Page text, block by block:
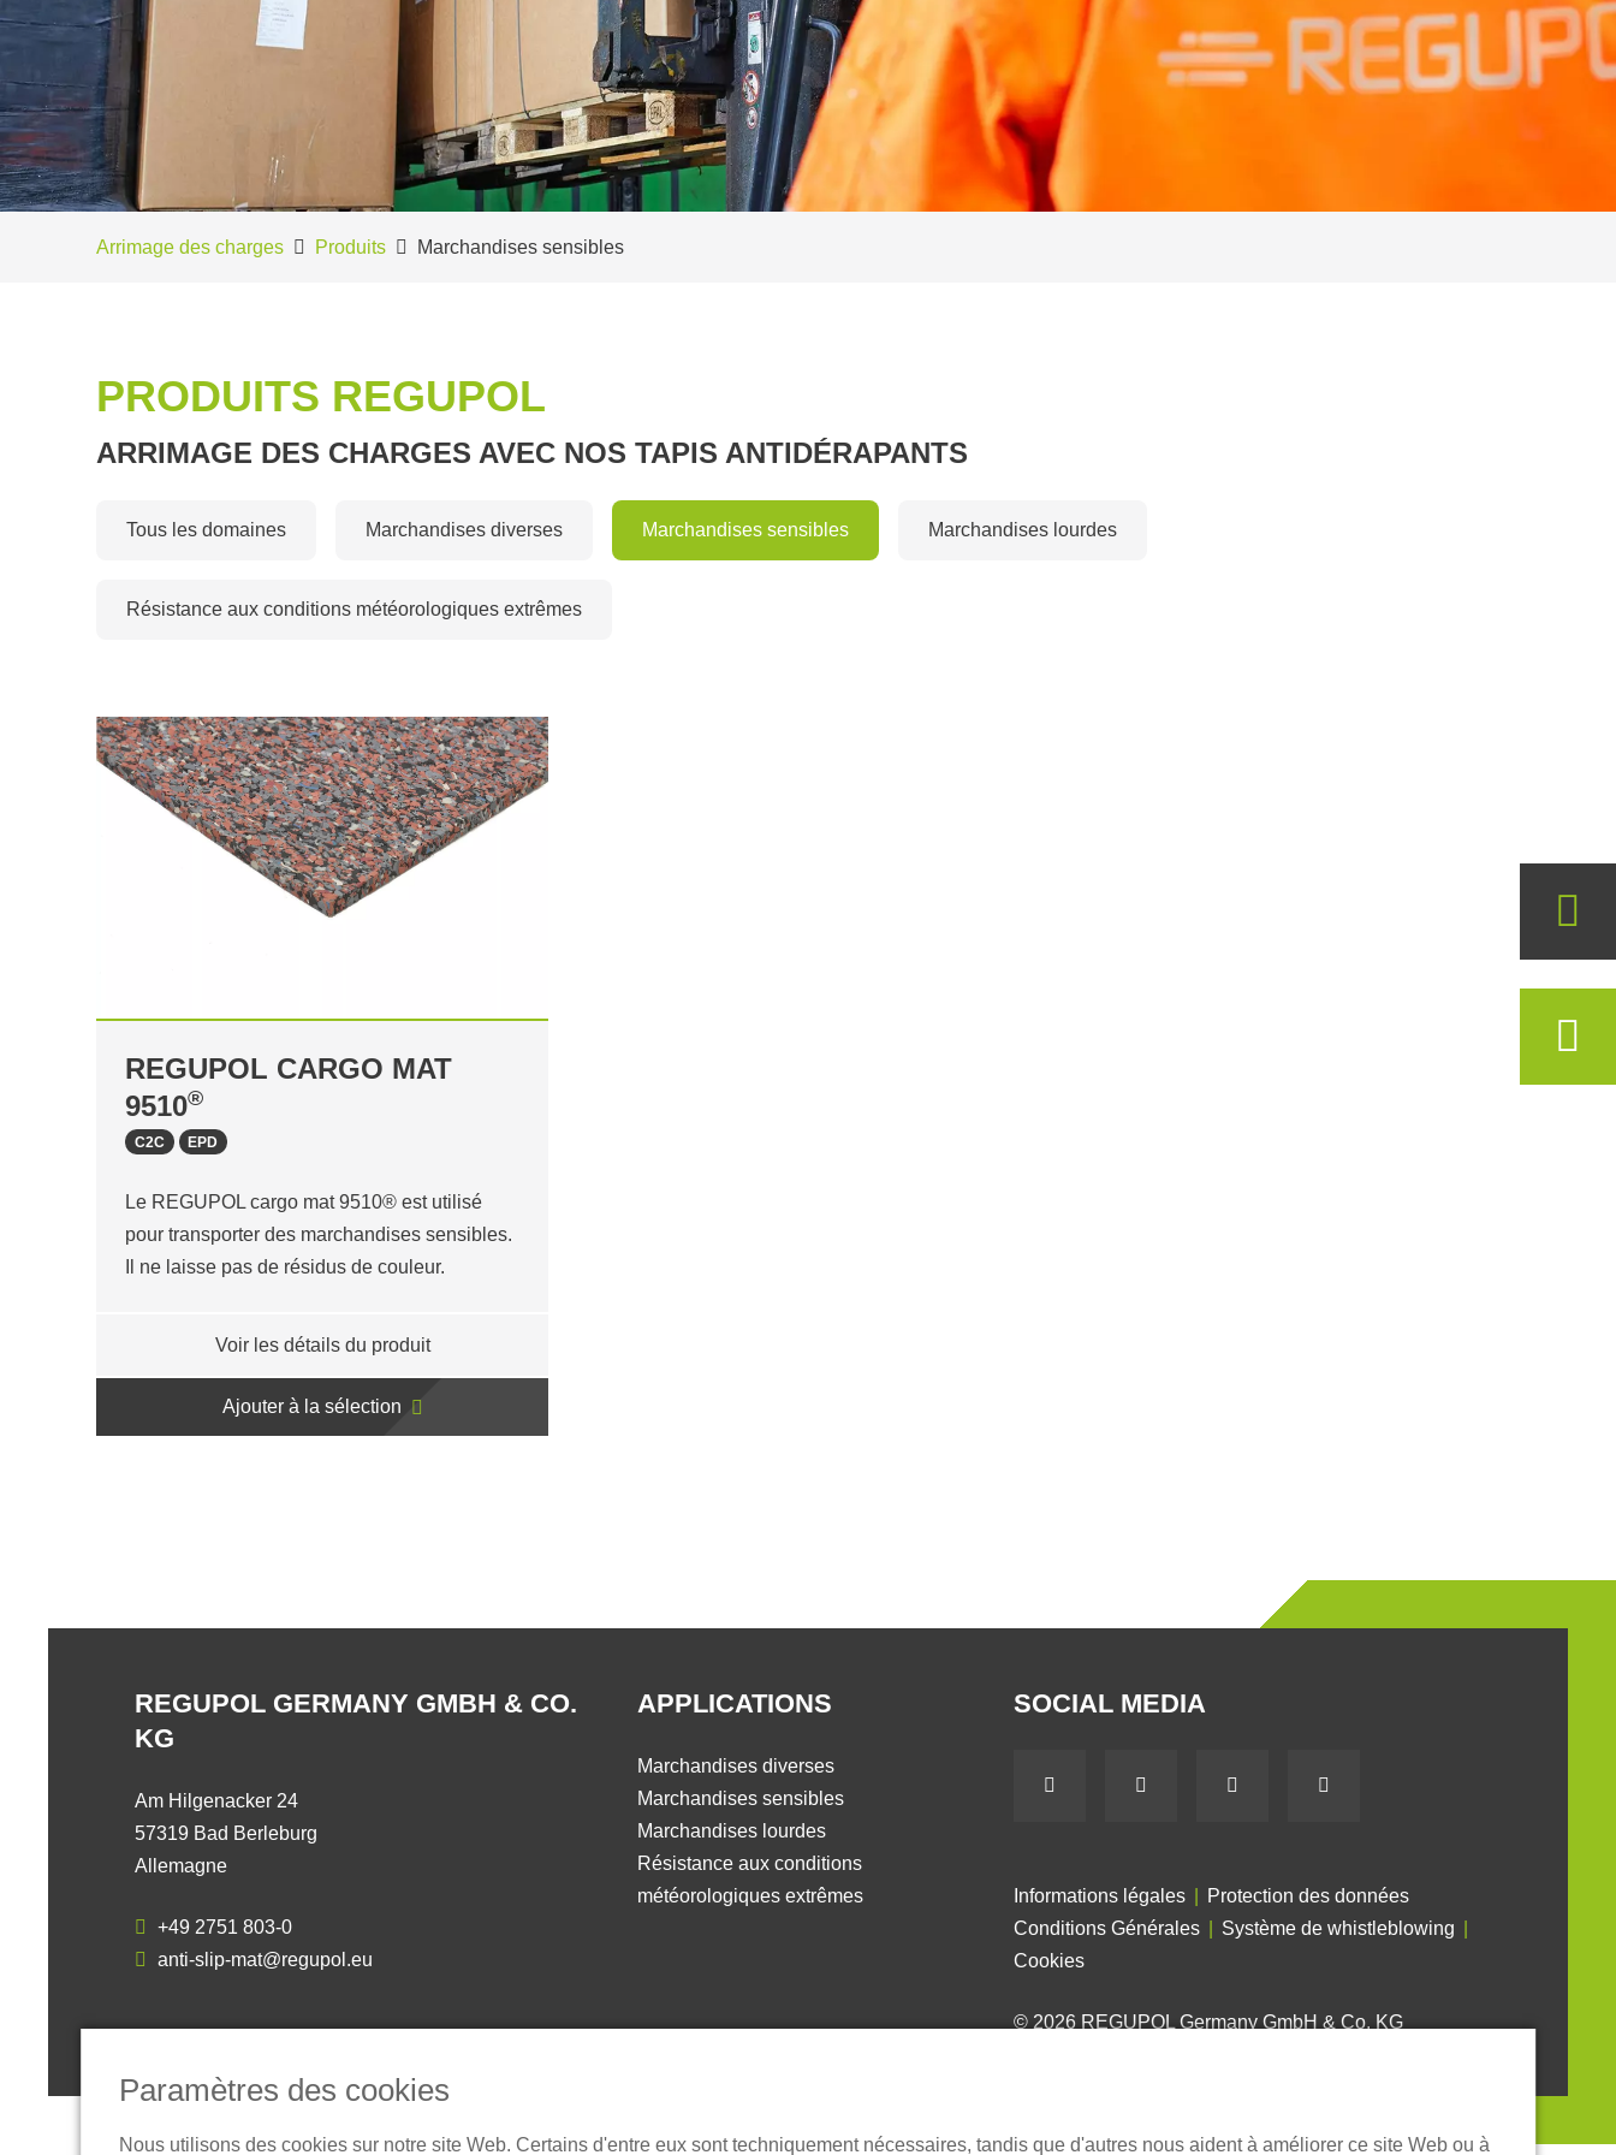
Arrimage des charges Produits Marchandises sensibles
PRODUITS REGUPOL
ARRIMAGE DES CHARGES AVEC NOS TAPIS ANTIDÉRAPANTS
Tous les domaines Marchandises diverses Marchandises sensibles Marchandises lourdes
Résistance aux conditions météorologiques extrêmes
REGUPOL CARGO MAT
9510®
C2C EPD
Le REGUPOL cargo mat 9510® est utilisé
pour transporter des marchandises sensibles.
Il ne laisse pas de résidus de couleur.
Voir les détails du produit
Ajouter à la sélection
REGUPOL GERMANY GMBH & CO.
KG
Am Hilgenacker 24
57319 Bad Berleburg
Allemagne
+49 2751 803-0
anti-slip-mat@regupol.eu
APPLICATIONS
Marchandises diverses
Marchandises sensibles
Marchandises lourdes
Résistance aux conditions
météorologiques extrêmes
SOCIAL MEDIA
Informations légales
Protection des données
Conditions Générales
Système de whistleblowing
Cookies
© 2026 REGUPOL Germany GmbH & Co. KG
Paramètres des cookies
Nous utilisons des cookies sur notre site Web. Certains d'entre eux sont techniquement nécessaires, tandis que d'autres nous aident à améliorer ce site Web ou à